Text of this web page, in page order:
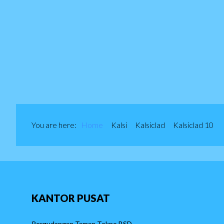
You are here: Home Kalsi Kalsiclad Kalsiclad 10
KANTOR PUSAT